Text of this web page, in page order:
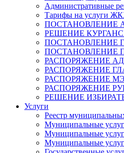
Административные
Тарифы на услуги
ПОСТАНОВЛЕНИЕ
РЕШЕНИЕ
ПОСТАНОВЛЕНИЕ
ПОСТАНОВЛЕНИЕ
РАСПОРЯЖЕНИЕ
РАСПОРЯЖЕНИЕ
РАСПОРЯЖЕНИЕ
РАСПОРЯЖЕНИЕ
РЕШЕНИЕ
Услуги
Реестр
Муниципальные
Муниципальные
Муниципальные